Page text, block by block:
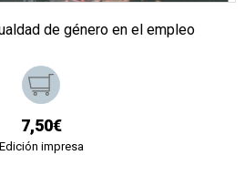
de género en el empleo
7,50€
Edición impresa